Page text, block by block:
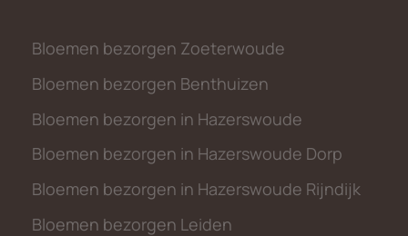
Bloemen bezorgen Zoeterwoude
Bloemen bezorgen Benthuizen
Bloemen bezorgen in Hazerswoude
Bloemen bezorgen in Hazerswoude Dorp
Bloemen bezorgen in Hazerswoude Rijndijk
Bloemen bezorgen Leiden